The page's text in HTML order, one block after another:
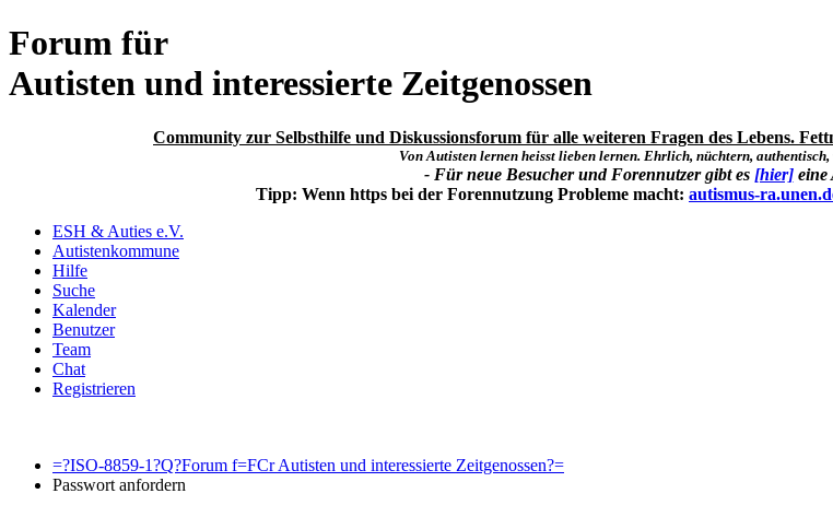
Forum für
Autisten und interessierte Zeitgenossen
Community zur Selbsthilfe und Diskussionsforum für alle weiteren Fragen des Lebens.
Von Autisten lernen heisst lieben lernen. Ehrlich, nüchtern,
- Für neue Besucher und Forennutzer gibt es [hier]eine
Tipp: Wenn https bei der Forennutzung Probleme macht: autismus-
ESH & Auties e.V.
Autistenkommune
Hilfe
Suche
Kalender
Benutzer
Team
Chat
Registrieren
=?ISO-8859-1?Q?Forum f=FCr Autisten und interessierte Zeitgenossen?=
Passwort anfordern